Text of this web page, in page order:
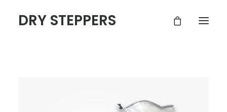
DRY STEPPERS
BOUTIQUE